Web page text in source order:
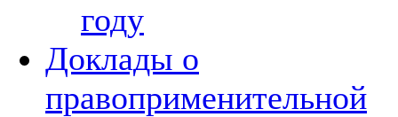
году
Доклады о
правоприменительной